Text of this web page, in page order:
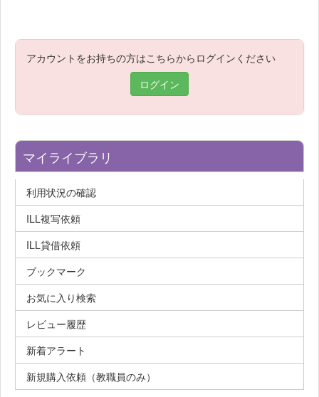
アカウントをお持ちの方はこちらからログインください
ログイン
マイライブラリ
利用状況の確認
ILL複写依頼
ILL貸借依頼
ブックマーク
お気に入り検索
レビュー履歴
新着アラート
新規購入依頼（教職員のみ）